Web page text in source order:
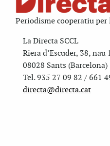
Periodisme cooperatiu
La Directa SCCL
Riera d’Escuder, 38, nau
08028 Sants (Barcelona)
Tel. 935 27 09 82 / 661
directa@directa.cat